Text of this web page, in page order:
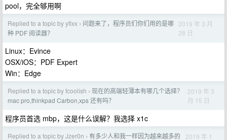
pool，完全够用啊
Replied to a topic by yfixx › 问题来了，程序员们你们用的是哪
种 PDF 阅读器？
2019 年 3 月
28 日
Linux：Evince
OSX/iOS：PDF Expert
Win：Edge
Replied to a topic by fcoolish › 现在的高端轻薄本有哪几个选择？
mac pro,thinkpad Carbon,xps 还有吗？
2019 年 3
月 15 日
程序员首选 mbp，这是什么误解？我选择 x1c
Replied to a topic by Jzer0n › 有多少人和我一样因为越来越多的 2019 年 1